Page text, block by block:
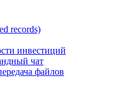
records)
инвестиций
чат
файлов